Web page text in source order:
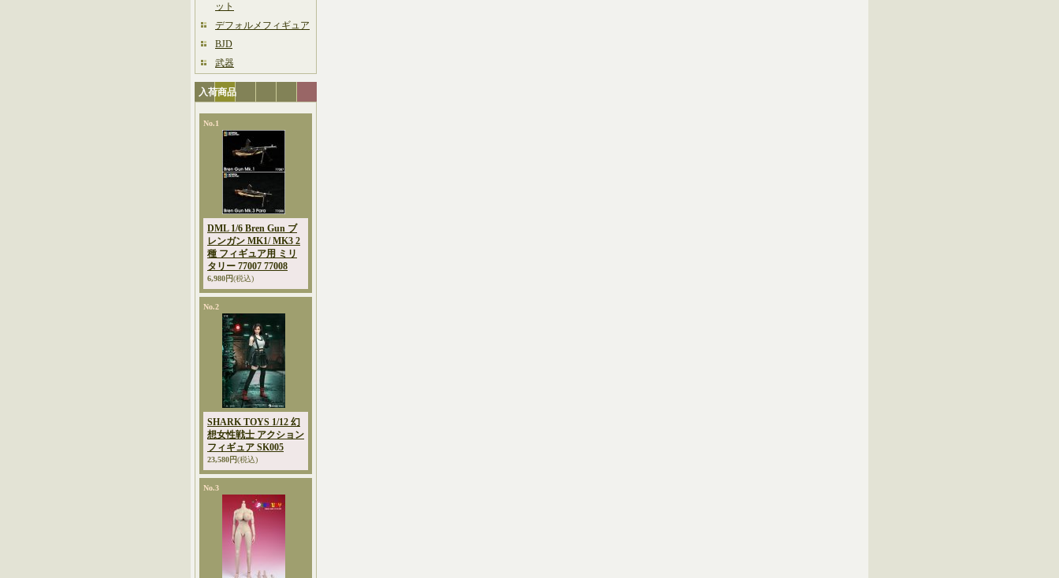
ット
デフォルメフィギュア
BJD
武器
入荷商品
No.1
DML 1/6 Bren Gun ブ
レンガン MK1/ MK3 2
種 フィギュア用 ミリ
タリー 77007 77008
6,980円(税込)
No.2
SHARK TOYS 1/12 幻
想女性戦士 アクション
フィギュア SK005
23,580円(税込)
No.3